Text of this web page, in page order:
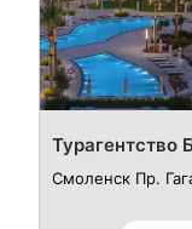
Турагентство
Смоленск Пр.